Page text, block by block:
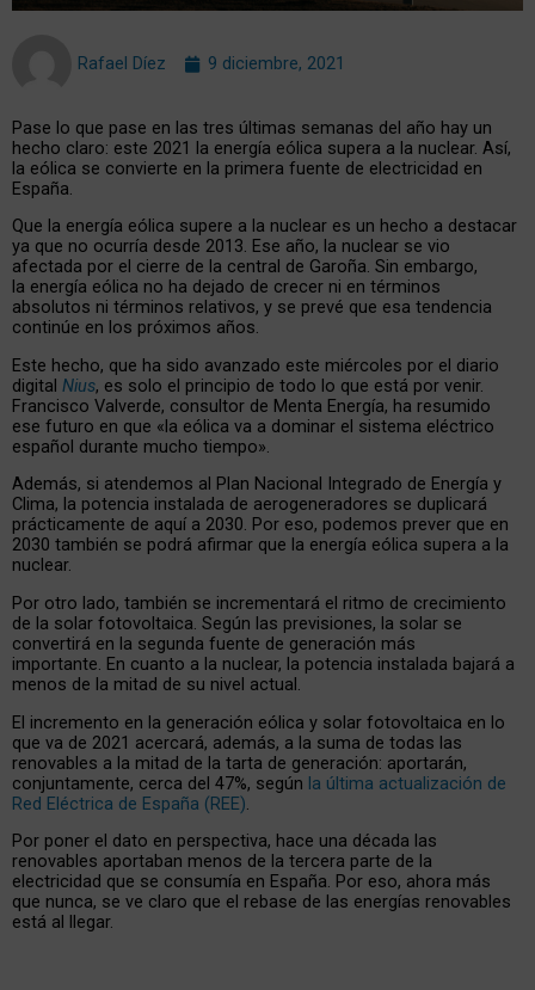
Rafael Díez 9 diciembre, 2021
Pase lo que pase en las tres últimas semanas del año hay un
hecho claro: este 2021 la energía eólica supera a la nuclear. Así,
la eólica se convierte en la primera fuente de electricidad en
España.
Que la energía eólica supere a la nuclear es un hecho a destacar
ya que no ocurría desde 2013. Ese año, la nuclear se vio
afectada por el cierre de la central de Garoña. Sin embargo,
la energía eólica no ha dejado de crecer ni en términos
absolutos ni términos relativos, y se prevé que esa tendencia
continúe en los próximos años.
Este hecho, que ha sido avanzado este miércoles por el diario
digital Nius, es solo el principio de todo lo que está por venir.
Francisco Valverde, consultor de Menta Energía, ha resumido
ese futuro en que «la eólica va a dominar el sistema eléctrico
español durante mucho tiempo».
Además, si atendemos al Plan Nacional Integrado de Energía y
Clima, la potencia instalada de aerogeneradores se duplicará
prácticamente de aquí a 2030. Por eso, podemos prever que en
2030 también se podrá afirmar que la energía eólica supera a la
nuclear.
Por otro lado, también se incrementará el ritmo de crecimiento
de la solar fotovoltaica. Según las previsiones, la solar se
convertirá en la segunda fuente de generación más
importante. En cuanto a la nuclear, la potencia instalada bajará a
menos de la mitad de su nivel actual.
El incremento en la generación eólica y solar fotovoltaica en lo
que va de 2021 acercará, además, a la suma de todas las
renovables a la mitad de la tarta de generación: aportarán,
conjuntamente, cerca del 47%, según la última actualización de
Red Eléctrica de España (REE).
Por poner el dato en perspectiva, hace una década las
renovables aportaban menos de la tercera parte de la
electricidad que se consumía en España. Por eso, ahora más
que nunca, se ve claro que el rebase de las energías renovables
está al llegar.